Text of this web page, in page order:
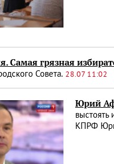
Самая грязная
Совета. 28.07 11:02
Юрий
выстоять
КПРФ